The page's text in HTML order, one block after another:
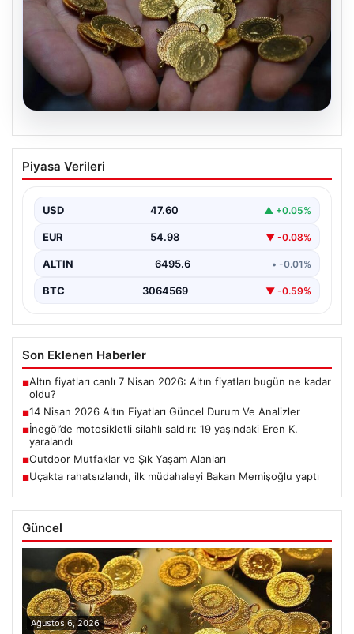
05.08.2026
14 Nisan 2026 Altın Fiyatları Güncel
Durum Ve Analizler
çeken altın piyasası, küresel gelişmeler ve jeopolitik…
Piyasa Verileri
USD 47.60 ▲ +0.05%
EUR 54.98 ▼ -0.08%
ALTIN 6495.6 • -0.01%
BTC 3064569 ▼ -0.59%
Son Eklenen Haberler
■Altın fiyatları canlı 7 Nisan 2026: Altın fiyatları bugün ne kadar
oldu?
■14 Nisan 2026 Altın Fiyatları Güncel Durum Ve Analizler
■İnegöl’de motosikletli silahlı saldırı: 19 yaşındaki Eren K.
yaralandı
■Outdoor Mutfaklar ve Şık Yaşam Alanları
■Uçakta rahatsızlandı, ilk müdahaleyi Bakan Memişoğlu yaptı
Güncel
Ağustos 6, 2026